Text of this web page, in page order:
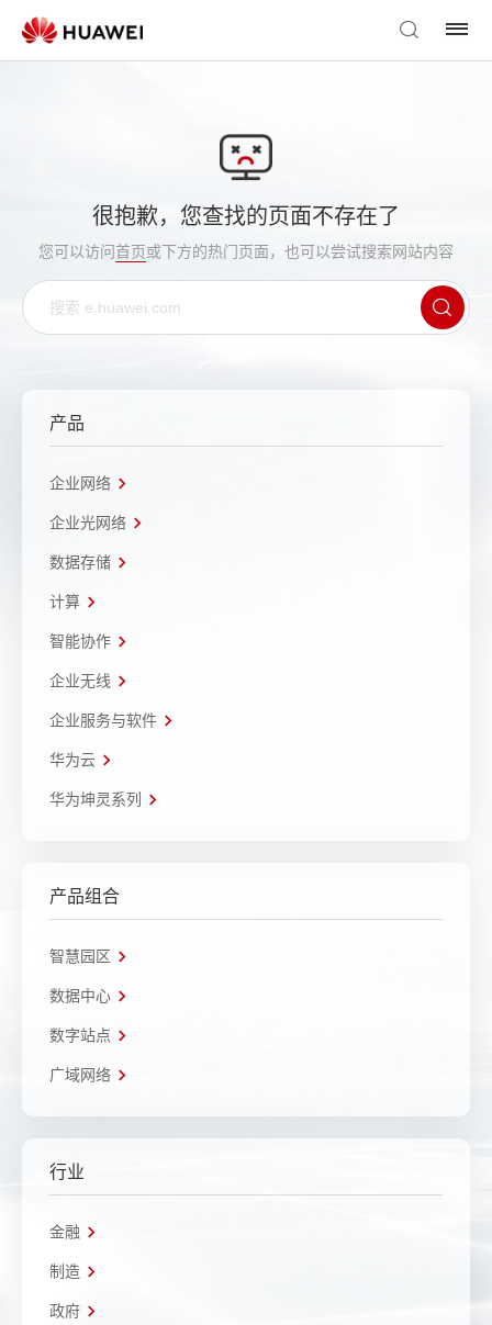
很抱歉，您查找的页面不存在了
您可以访问首页或下方的热门页面，也可以尝试搜索网站内容
产品
企业网络
企业光网络
数据存储
计算
智能协作
企业无线
企业服务与软件
华为云
华为坤灵系列
产品组合
智慧园区
数据中心
数字站点
广域网络
行业
金融
制造
政府